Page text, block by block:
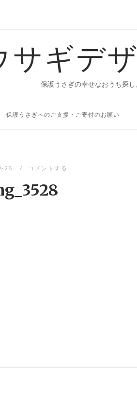
サギデ
保護うさぎの幸せなおうち探し
保護うさぎへのご支援・ご寄付のお願い
28 コメントする